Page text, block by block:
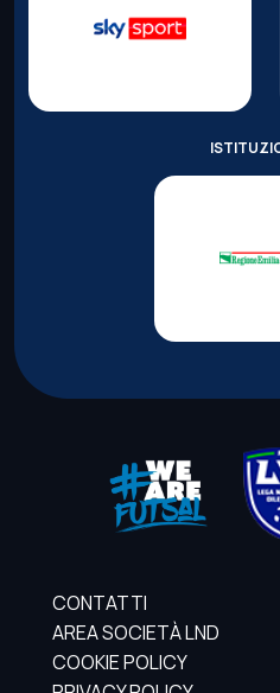
CONTATTI
AREA SOCIETÀ LND
COOKIE POLICY